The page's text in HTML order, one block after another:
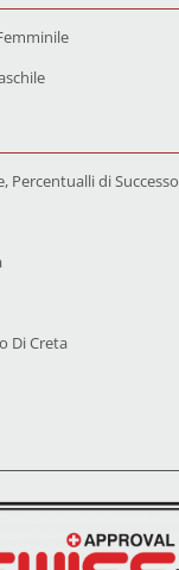
Percentualli di Successo
Di Creta